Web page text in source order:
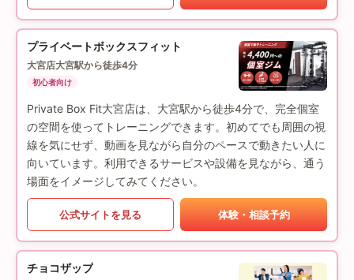
プライベートボックスフィット
大宮店大宮駅から徒歩4分
初心者向け
Private Box Fit大宮店は、大宮駅から徒歩4分で、完全個室
の空間を使ってトレーニングできます。初めてでも周囲の視
線を気にせず、動画を見ながら自分のペースで動きたい人に
向いています。利用できるサービスや設備を見ながら、通う
場面をイメージしてみてください。
公式サイトを見る 体験・相談予約
チョコザップ